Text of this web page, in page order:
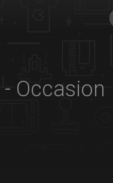
- Occasion